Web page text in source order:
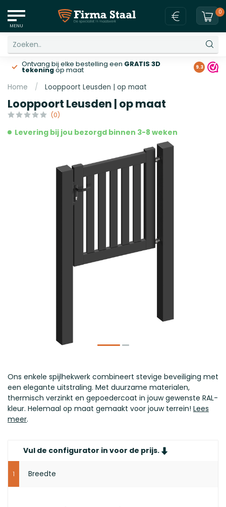
MENU
0
Ontvang bij elke bestelling een GRATIS 3D
tekeningop maat Gratis
9.3
Home / Looppoort Leusden | op maat
Looppoort Leusden | op maat
(0)
Levering bij jou bezorgd binnen 3-8 weken
Ons enkele spijlhekwerk combineert stevige beveiliging met
een elegante uitstraling. Met duurzame materialen,
thermisch verzinkt en gepoedercoat in jouw gewenste RAL-
kleur. Helemaal op maat gemaakt voor jouw terrein! Lees
meer.
Vul de configurator in voor de prijs.
1 Breedte